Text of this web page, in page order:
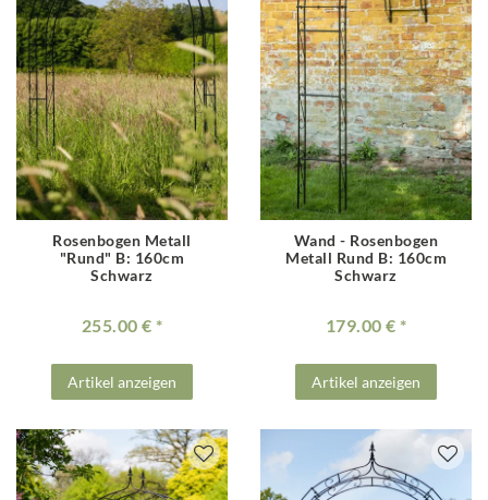
Rosenbogen Metall
"Rund" B: 160cm
Schwarz
255.00 €
Artikel anzeigen
Wand - Rosenbogen
Metall Rund B: 160cm
Schwarz
179.00 €
Artikel anzeigen